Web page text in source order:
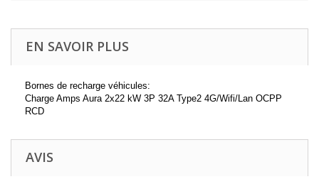
EN SAVOIR PLUS
Bornes de recharge véhicules:
Charge Amps Aura 2x22 kW 3P 32A Type2 4G/Wifi/Lan OCPP
RCD
AVIS